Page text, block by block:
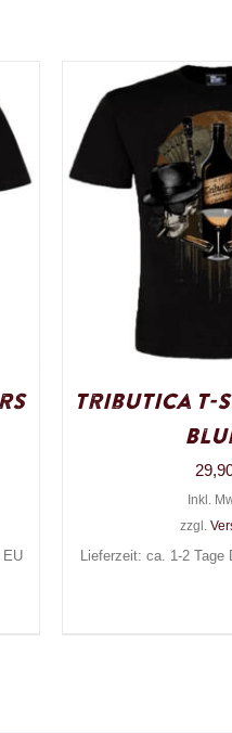
EU
Tributica T-
Inkl.
zzgl.
Lieferzeit: ca. 1-2